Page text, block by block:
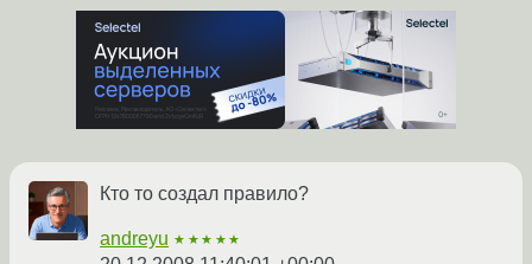
Кто то создал правило?
andreyu ★★★★★